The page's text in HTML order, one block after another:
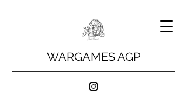
WARGAMES AGP